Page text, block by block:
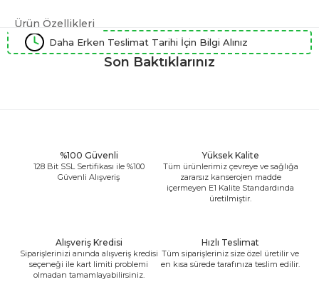
Ürün Özellikleri
Daha Erken Teslimat Tarihi İçin Bilgi Alınız
Son Baktıklarınız
%100 Güvenli
128 Bit SSL Sertifikası ile %100
Güvenli Alışveriş
Yüksek Kalite
Tüm ürünlerimiz çevreye ve sağlığa
zararsız kanserojen madde
içermeyen E1 Kalite Standardında
üretilmiştir.
Alışveriş Kredisi
Siparişlerinizi anında alışveriş kredisi
seçeneği ile kart limiti problemi
olmadan tamamlayabilirsiniz.
Hızlı Teslimat
Tüm siparişleriniz size özel üretilir ve
en kısa sürede tarafınıza teslim edilir.